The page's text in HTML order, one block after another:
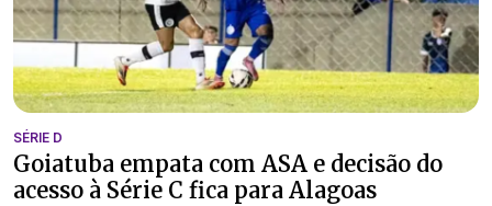
SÉRIE D
Goiatuba empata com ASA e decisão do
acesso à Série C fica para Alagoas